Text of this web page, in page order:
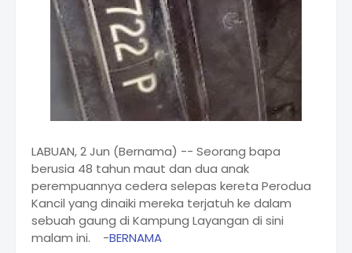
LABUAN, 2 Jun (Bernama) -- Seorang bapa
berusia 48 tahun maut dan dua anak
perempuannya cedera selepas kereta Perodua
Kancil yang dinaiki mereka terjatuh ke dalam
sebuah gaung di Kampung Layangan di sini
malam ini. -BERNAMA